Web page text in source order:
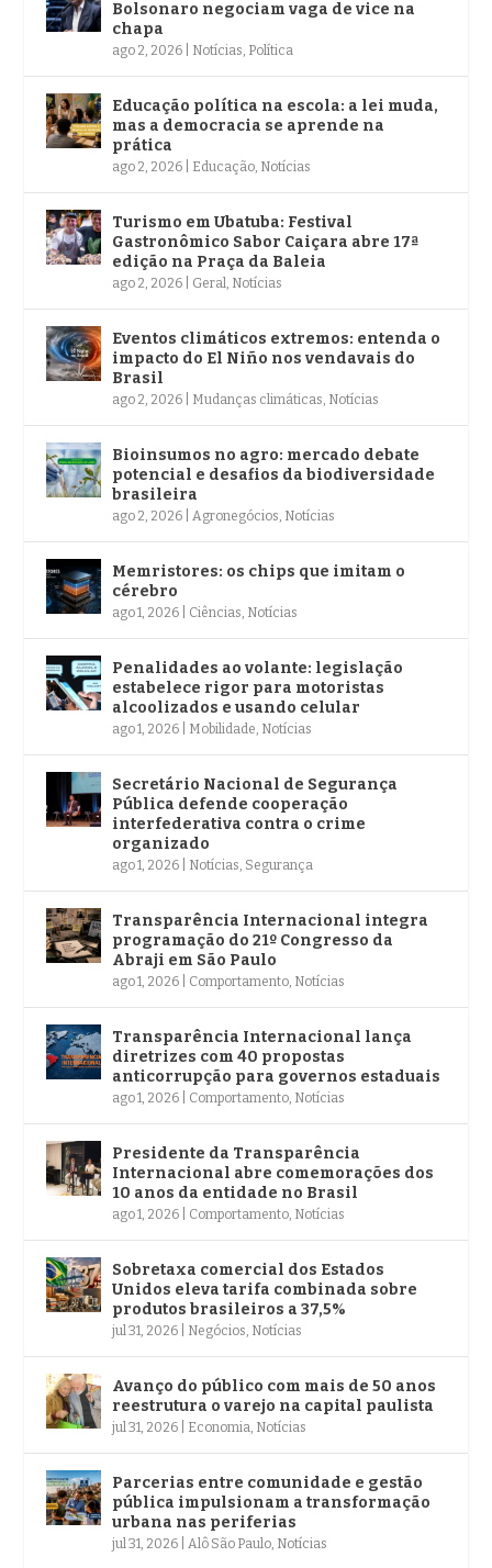
Bolsonaro negociam vaga de vice na
chapa
ago 2, 2026 Notícias Política
Educação política na escola: a lei muda,
mas a democracia se aprende na
prática
ago 2, 2026 Educação Notícias
Turismo em Ubatuba: Festival
Gastronômico Sabor Caiçara abre 17ª
edição na Praça da Baleia
ago 2, 2026 Geral Notícias
Eventos climáticos extremos: entenda o
impacto do El Niño nos vendavais do
Brasil
ago 2, 2026 Mudanças climáticas Notícias
Bioinsumos no agro: mercado debate
potencial e desafios da biodiversidade
brasileira
ago 2, 2026 Agronegócios Notícias
Memristores: os chips que imitam o
cérebro
ago 1, 2026 Ciências Notícias
Penalidades ao volante: legislação
estabelece rigor para motoristas
alcoolizados e usando celular
ago 1, 2026 Mobilidade Notícias
Secretário Nacional de Segurança
Pública defende cooperação
interfederativa contra o crime
organizado
ago 1, 2026 Notícias Segurança
Transparência Internacional integra
programação do 21º Congresso da
Abraji em São Paulo
ago 1, 2026 Comportamento Notícias
Transparência Internacional lança
diretrizes com 40 propostas
anticorrupção para governos estaduais
ago 1, 2026 Comportamento Notícias
Presidente da Transparência
Internacional abre comemorações dos
10 anos da entidade no Brasil
ago 1, 2026 Comportamento Notícias
Sobretaxa comercial dos Estados
Unidos eleva tarifa combinada sobre
produtos brasileiros a 37,5%
jul 31, 2026 Negócios Notícias
Avanço do público com mais de 50 anos
reestrutura o varejo na capital paulista
jul 31, 2026 Economia Notícias
Parcerias entre comunidade e gestão
pública impulsionam a transformação
urbana nas periferias
jul 31, 2026 Alô São Paulo Notícias